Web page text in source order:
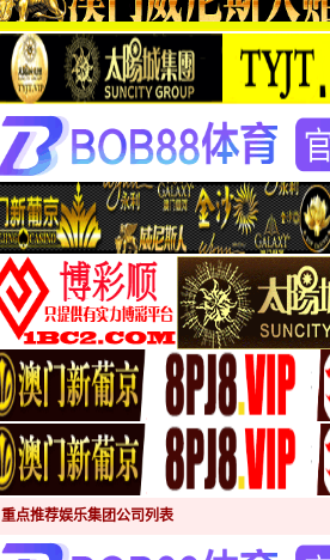
重点推荐娱乐集团公司列表